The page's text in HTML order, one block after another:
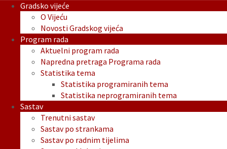
Gradsko vijeće
O Vijeću
Novosti Gradskog vijeća
Program rada
Aktuelni program rada
Napredna pretraga Programa rada
Statistika tema
Statistika programiranih tema
Statistika neprogramiranih tema
Sastav
Trenutni sastav
Sastav po strankama
Sastav po radnim tijelima